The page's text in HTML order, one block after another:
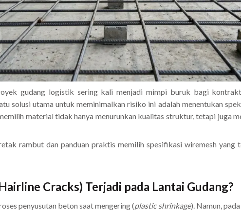
gudang logistik sering kali menjadi mimpi buruk bagi
solusi utama untuk meminimalkan risiko ini adalah menentukan
material tidak hanya menurunkan kualitas struktur, tetapi juga
rambut dan panduan praktis memilih spesifikasi wiremesh
Cracks) Terjadi pada Lantai Gudang?
penyusutan beton saat mengering (plastic shrinkage). Namun,